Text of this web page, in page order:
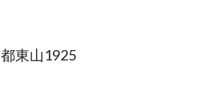
東山1925